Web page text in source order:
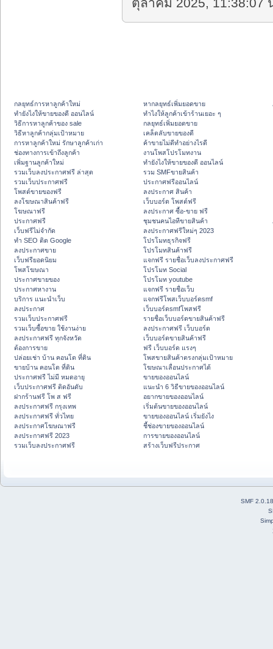
ตุลาคม 2025, 11:38:07
กลยุทธ์การหาลูกค้าใหม่
ทํายังไงให้ขายของดี ออนไลน์
วิธีการหาลูกค้าของ sale
วิธีหาลูกค้ากลุ่มเป้าหมาย
การหาลูกค้าใหม่ รักษาลูกค้าเก่า
ช่องทางการเข้าถึงลูกค้า
เพิ่มฐานลูกค้าใหม่
รวมเว็บลงประกาศฟรี ล่าสุด
รวมเว็บประกาศฟรี
โพสต์ขายของฟรี
ลงโฆษณาสินค้าฟรี
โฆษณาฟรี
ประกาศฟรี
เว็บฟรีไม่จำกัด
ทำ SEO ติด Google
ลงประกาศขาย
เว็บฟรียอดนิยม
โพสโฆษณา
ประกาศขายของ
ประกาศหางาน
บริการ แนะนำเว็บ
ลงประกาศ
รวมเว็บประกาศฟรี
รวมเว็บซื้อขาย ใช้งานง่าย
ลงประกาศฟรี ทุกจังหวัด
ต้องการขาย
ปล่อยเช่า บ้าน คอนโด ที่ดิน
ขายบ้าน คอนโด ที่ดิน
ประกาศฟรี ไม่มี หมดอายุ
เว็บประกาศฟรี ติดอันดับ
ฝากร้านฟรี โพ ส ฟรี
ลงประกาศฟรี กรุงเทพ
ลงประกาศฟรี ทั่วไทย
ลงประกาศโฆษณาฟรี
ลงประกาศฟรี 2023
รวมเว็บลงประกาศฟรี
หากลยุทธ์เพิ่มยอดขาย
ทําไงให้ลูกค้าเข้าร้านเยอะ ๆ
กลยุทธ์เพิ่มยอดขาย
เคล็ดลับขายของดี
ค้าขายไม่ดีทำอย่างไรดี
งานโพสโปรโมทงาน
ทํายังไงให้ขายของดี ออนไลน์
รวม SMFขายสินค้า
ประกาศฟรีออนไลน์
ลงประกาศ สินค้า
เว็บบอร์ด โพสต์ฟรี
ลงประกาศ ซื้อ-ขาย ฟรี
ชุมชนคนไอทีขายสินค้า
ลงประกาศฟรีใหม่ๆ 2023
โปรโมทธุรกิจฟรี
โปรโมทสินค้าฟรี
แจกฟรี รายชื่อเว็บลงประกาศฟรี
โปรโมท Social
โปรโมท youtube
แจกฟรี รายชื่อเว็บ
แจกฟรีโพสเว็บบอร์ดsmf
เว็บบอร์ดsmfโพสฟรี
รายชื่อเว็บบอร์ดขายสินค้าฟรี
ลงประกาศฟรี เว็บบอร์ด
เว็บบอร์ดขายสินค้าฟรี
ฟรี เว็บบอร์ด แรงๆ
โพสขายสินค้าตรงกลุ่มเป้าหมาย
โฆษณาเลื่อนประกาศได้
ขายของออนไลน์
แนะนำ 6 วิธีขายของออนไลน์
อยากขายของออนไลน์
เริ่มต้นขายของออนไลน์
ขายของออนไลน์ เริ่มยังไง
ชี้ช่องขายของออนไลน์
การขายของออนไลน์
สร้างเว็บฟรีประกาศ
SMF 2.0.18